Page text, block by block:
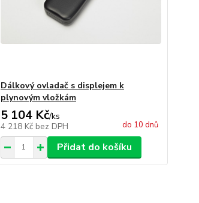
Dálkový ovladač s displejem k
plynovým vložkám
5 104 Kč/ks
4 218 Kč bez DPH do 10 dnů
Přidat do košíku